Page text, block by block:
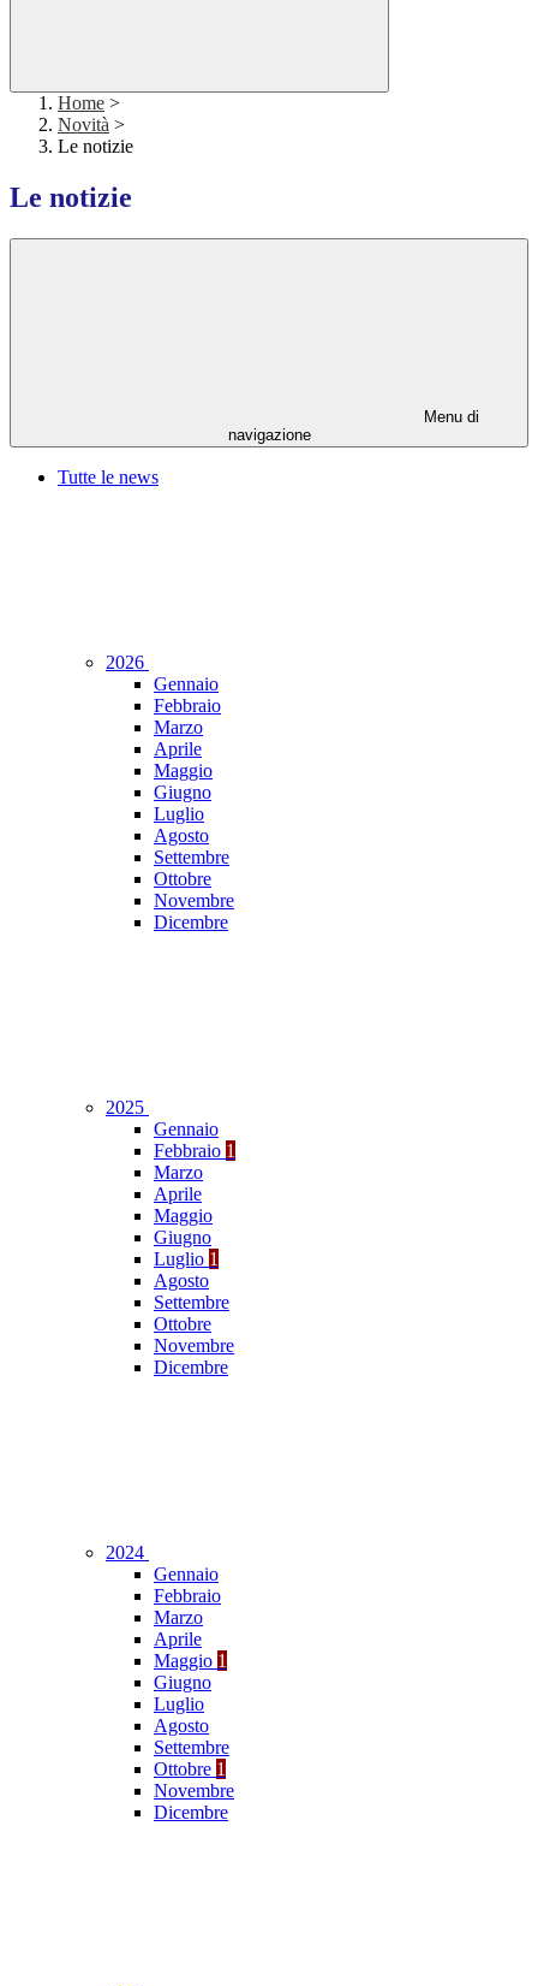
Home >
Novità >
Le notizie
Le notizie
Menu di
navigazione
Tutte le news
2026
Gennaio
Febbraio
Marzo
Aprile
Maggio
Giugno
Luglio
Agosto
Settembre
Ottobre
Novembre
Dicembre
2025
Gennaio
Febbraio 1
Marzo
Aprile
Maggio
Giugno
Luglio 1
Agosto
Settembre
Ottobre
Novembre
Dicembre
2024
Gennaio
Febbraio
Marzo
Aprile
Maggio 1
Giugno
Luglio
Agosto
Settembre
Ottobre 1
Novembre
Dicembre